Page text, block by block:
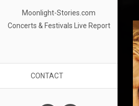
Moonlight-Stories.com
Concerts & Festivals Live Report
CONTACT